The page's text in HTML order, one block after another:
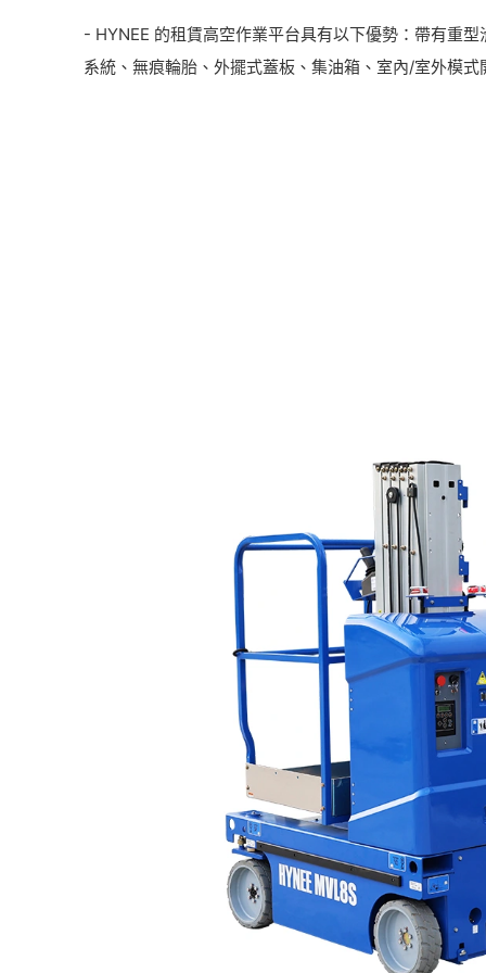
- HYNEE 的租賃高空作業平台具有以下優勢：帶有重
系統、無痕輪胎、外擺式蓋板、集油箱、室內/室外模